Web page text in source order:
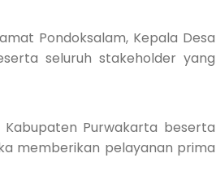
Pondoksalam, Kepala Desa
seluruh stakeholder yang
Purwakarta beserta
memberikan pelayanan prima